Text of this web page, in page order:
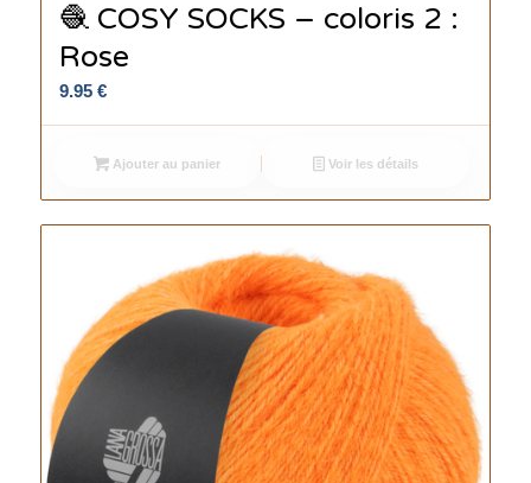
🧶 COSY SOCKS – coloris 2 :
Rose
9.95 €
Ajouter au panier Voir les détails